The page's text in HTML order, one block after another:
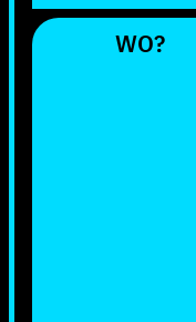
WO?